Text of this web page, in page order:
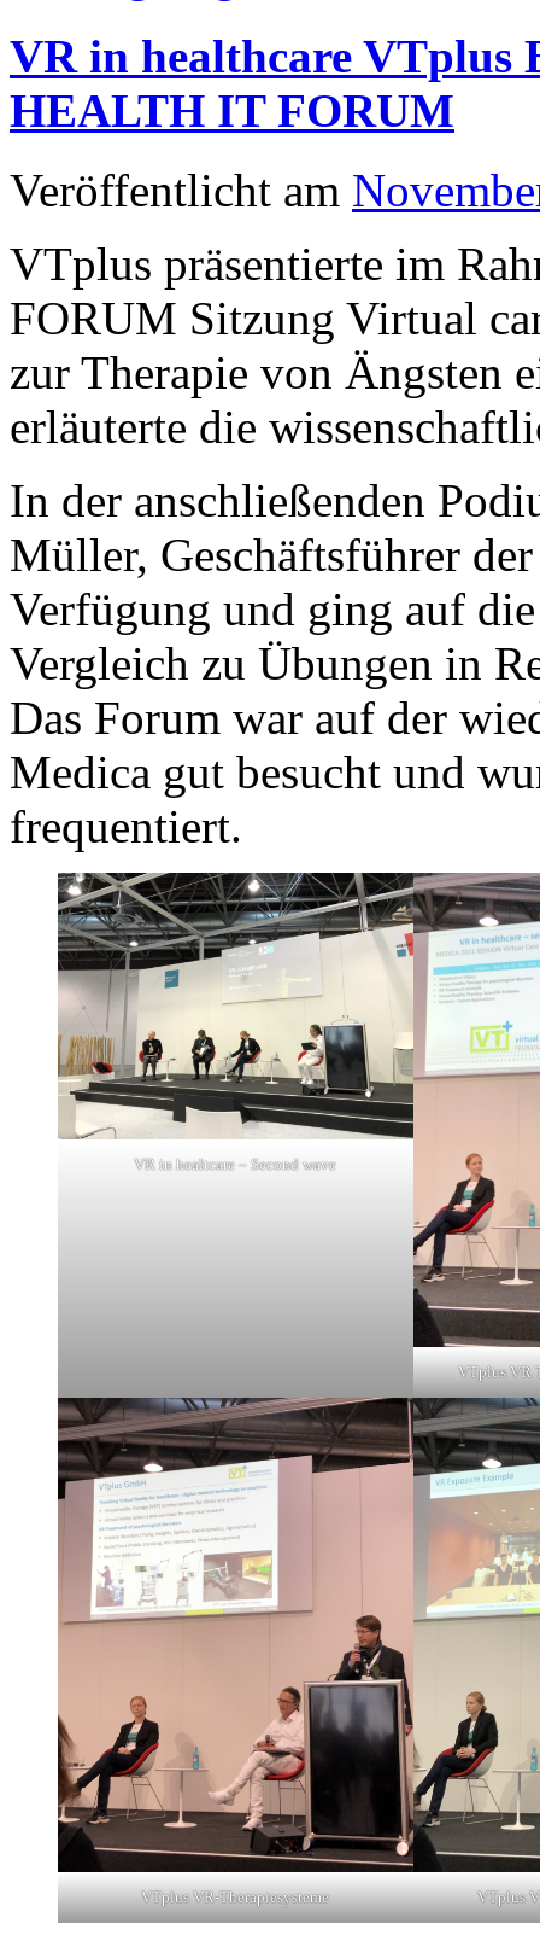
VR in healthcare VTplus
HEALTH IT FORUM
Veröffentlicht am
VTplus präsentierte im
FORUM Sitzung Virtual
zur Therapie von Ängsten
erläuterte die
In der anschließenden
Müller, Geschäftsführer
Verfügung und ging auf
Vergleich zu Übungen in
Das Forum war auf der
Medica gut besucht und
frequentiert.
VR in healtcare – Second wave
VTplus VR
VTplus VR-Therapiesysteme VTplus